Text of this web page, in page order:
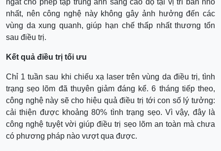
ngắt cho phép tập trung ánh sáng cao độ tại vị trí bắn nhỏ
nhất, nên công nghệ này không gây ảnh hưởng đến các
vùng da xung quanh, giúp hạn chế thấp nhất thương tổn
sau điều trị.
Kết quả điều trị tối ưu
Chỉ 1 tuần sau khi chiếu xạ laser trên vùng da điều trị, tình
trạng sẹo lõm đã thuyên giảm đáng kể. 6 tháng tiếp theo,
công nghệ này sẽ cho hiệu quả điều trị tới con số lý tưởng:
cải thiện được khoảng 80% tình trạng sẹo. Vì vậy, đây là
công nghệ tuyệt vời giúp điều trị sẹo lõm an toàn mà chưa
có phương pháp nào vượt qua được.